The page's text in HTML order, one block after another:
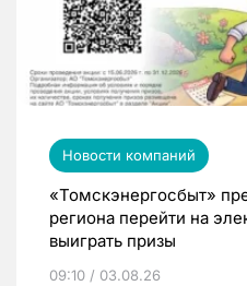
Новости компаний
«Томскэнергосбыт»
региона перейти на
выиграть призы
09:10 / 03.08.26